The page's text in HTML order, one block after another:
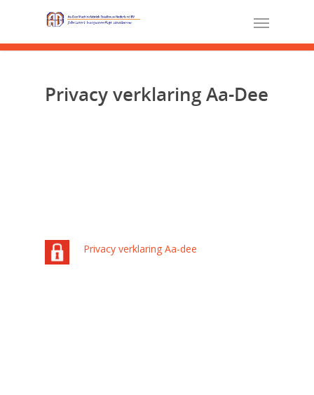
Privacy verklaring Aa-Dee
Privacy verklaring Aa-dee